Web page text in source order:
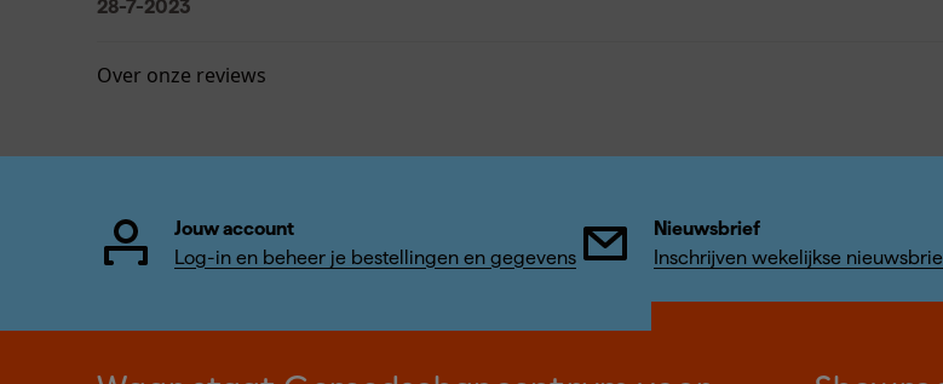
28-7-2023
Over onze reviews
Jouw account
Log-in en beheer je bestellingen en gegevens
Nieuwsbrief
Inschrijven wekelijkse